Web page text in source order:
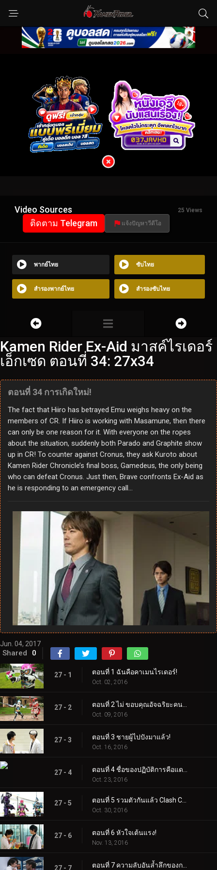
Video Sources 25 Views
ติดตาม Telegram แจ้งปัญหาวีดีโอ
พากย์ไทย ซับไทย
สำรองพากย์ไทย สำรองซับไทย
Kamen Rider Ex-Aid มาสค์ไรเดอร์
เอ็กเซด ตอนที่ 34: 27x34
ตอนที่ 34 การเกิดใหม่!
The fact that Hiiro has betrayed Emu weighs heavy on the
members of CR. If Hiiro is working with Masamune, then there
can only be one reason for it. With everyone on the ropes
about the situation, suddenly both Parado and Graphite show
up in CR! To counter against Cronus, they ask Kuroto about
Kamen Rider Chronicle’s final boss, Gamedeus, the only being
who can defeat Cronus. Just then, Brave confronts Ex-Aid as
he is responding to an emergency call…
Jun. 04, 2017
Shared 0
27 - 1 ตอนที่ 1 ฉันคือคาเมนไรเดอร์!
Oct. 02, 2016
27 - 2
Oct. 09, 2016
27 - 3 ตอนที่ 3 ชายผู้ไปปังมาแล้ว!
Oct. 16, 2016
27 - 4
Oct. 23, 2016
27 - 5
Oct. 30, 2016
27 - 6 ตอนที่ 6 หัวใจเต้นแรง!
Nov. 13, 2016
27 - 7